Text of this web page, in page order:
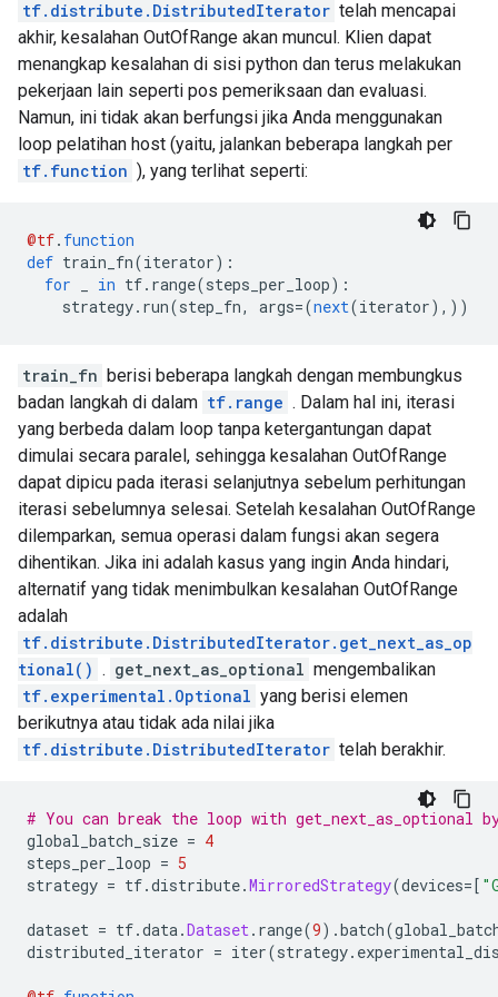
  args {
    type_id: TFT_DATASET
    args {
      type_id: TFT_PRODUCT
      args {
        type_id: TFT_TENSOR
        args {
          type_id: TFT_FLOAT
      args {
        type_id: TFT_TENSOR
        args {
          type_id: TFT_FLOAT
    }
  }
}
Loss is  tf.Tensor(
[[0.7]
[0.7]
[0.7]
[0.7]
[0.7]
[0.7]
[0.7]
[0.7]
[0.7]
[0.7]
[0.7]
[0.7]
[0.7]
[0.7]
Loss is  tf.Tensor(
[[0.7]
[0.7]
[0.7]
[0.7]
[0.7]
[0.7]
Loss is  tf.Tensor(
[[0.7]
[0.7]
[0.7]
[0.7]
[0.7]
[0.7]
[0.7]
[0.7]
[0.7]
[0.7]
[0.7]
[0.7]
[0.7]], shape=(16, 1), dtype=float32)
Loss is  tf.Tensor(
[[0.7]
[0.7]
[0.7]
[0.7]
[0.7]
[0.7]
[0.7]
[0.7]
[0.7]
[0.7]
[0.7]
[0.7]
[0.7]
[0.7]
[0.7]
[0.7]], shape=(16, 1), dtype=float32)
[0.7]
[0.7]
[0.7]
[0.7]
[0.7]
[0.7]
[0.7]
[0.7]
[0.7]
tf.distribute.DistributedIterator telah mencapai
akhir, kesalahan OutOfRange akan muncul. Klien dapat
menangkap kesalahan di sisi python dan terus melakukan
pekerjaan lain seperti pos pemeriksaan dan evaluasi.
Namun, ini tidak akan berfungsi jika Anda menggunakan
loop pelatihan host (yaitu, jalankan beberapa langkah per
tf.function ), yang terlihat seperti:
@tf. function
def train_fn(iterator):
for
in tf. range(steps_per_loop):
strategy. run(step_fn, args=(next(iterator),))
train_fn berisi beberapa langkah dengan membungkus
badan langkah di dalam tf.range . Dalam hal ini, iterasi
yang berbeda dalam loop tanpa ketergantungan dapat
dimulai secara paralel, sehingga kesalahan OutOfRange
dapat dipicu pada iterasi selanjutnya sebelum perhitungan
iterasi sebelumnya selesai. Setelah kesalahan OutOfRange
dilemparkan, semua operasi dalam fungsi akan segera
dihentikan. Jika ini adalah kasus yang ingin Anda hindari,
alternatif yang tidak menimbulkan kesalahan OutOfRange
adalah
tf.distribute.DistributedIterator.get_next_as_op
tional() . get_next_as_optional mengembalikan
tf.experimental.Optional yang berisi elemen
berikutnya atau tidak ada nilai jika
tf.distribute.DistributedIterator telah berakhir.
# You can break the loop with get_next_as_optional
global_batch_size = 4
steps_per_loop = 5
strategy = tf.distribute.MirroredStrategy(devices=[
dataset = tf.data.Dataset. range(9).batch(
distributed_iterator = iter(strategy.